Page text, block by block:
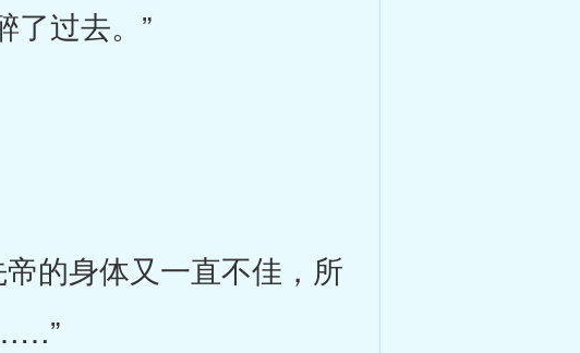
了过去。”
的身体又一直不佳，所